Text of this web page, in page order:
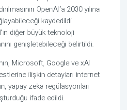
OpenAI’a 2030 yılına
kaydedildi.
diğer büyük teknoloji
genişletebileceği belirtildi.
Microsoft, Google ve xAI
ilişkin detayları internet
yapay zeka regülasyonları
ifade edildi.